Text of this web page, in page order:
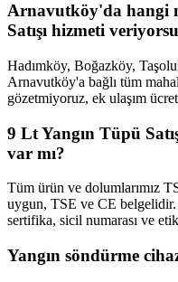
Arnavutköy'da hangi
Satışı hizmeti
Hadımköy, Boğazköy,
Arnavutköy'a bağlı tüm
gözetmiyoruz, ek ulaşım
9 Lt Yangın Tüpü
var mı?
Tüm ürün ve dolumlarımız
uygun, TSE ve CE
sertifika, sicil numarası ve
Yangın söndürme